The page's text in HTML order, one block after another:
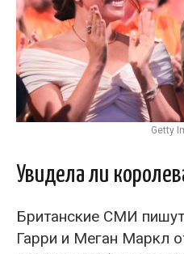
Getty
Увидела ли
Британские СМИ
Гарри и Меган Маркл